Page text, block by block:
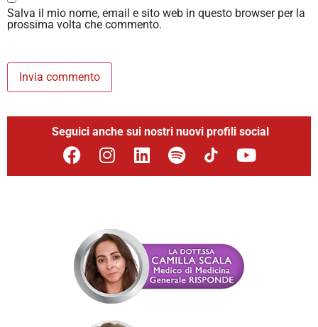
Salva il mio nome, email e sito web in questo browser per la
prossima volta che commento.
Seguici anche sui nostri nuovi profili social